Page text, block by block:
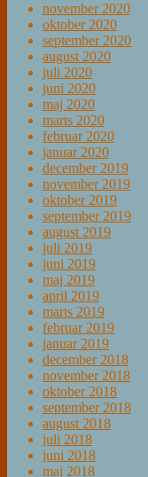
november 2020
oktober 2020
september 2020
august 2020
juli 2020
juni 2020
maj 2020
marts 2020
februar 2020
januar 2020
december 2019
november 2019
oktober 2019
september 2019
august 2019
juli 2019
juni 2019
maj 2019
april 2019
marts 2019
februar 2019
januar 2019
december 2018
november 2018
oktober 2018
september 2018
august 2018
juli 2018
juni 2018
maj 2018